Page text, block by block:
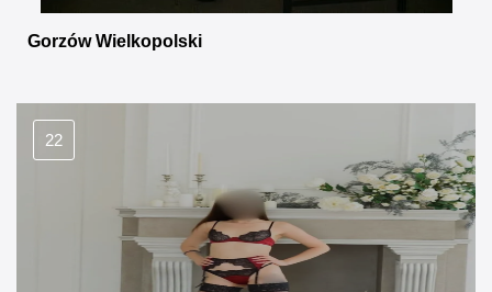
Gorzów Wielkopolski
22